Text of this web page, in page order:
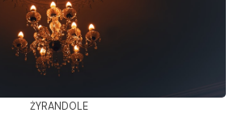
ŻYRANDOLE